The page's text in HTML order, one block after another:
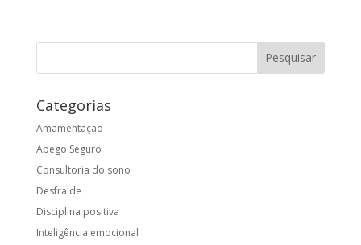
Categorias
Amamentação
Apego Seguro
Consultoria do sono
Desfralde
Disciplina positiva
Inteligência emocional